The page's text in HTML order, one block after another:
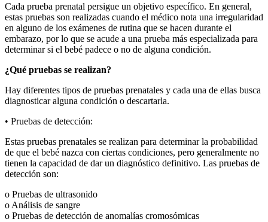
Cada prueba prenatal persigue un objetivo específico. En general,
estas pruebas son realizadas cuando el médico nota una irregularidad
en alguno de los exámenes de rutina que se hacen durante el
embarazo, por lo que se acude a una prueba más especializada para
determinar si el bebé padece o no de alguna condición.
¿Qué pruebas se realizan?
Hay diferentes tipos de pruebas prenatales y cada una de ellas busca
diagnosticar alguna condición o descartarla.
• Pruebas de detección:
Estas pruebas prenatales se realizan para determinar la probabilidad
de que el bebé nazca con ciertas condiciones, pero generalmente no
tienen la capacidad de dar un diagnóstico definitivo. Las pruebas de
detección son:
o Pruebas de ultrasonido
o Análisis de sangre
o Pruebas de detección de anomalías cromosómicas